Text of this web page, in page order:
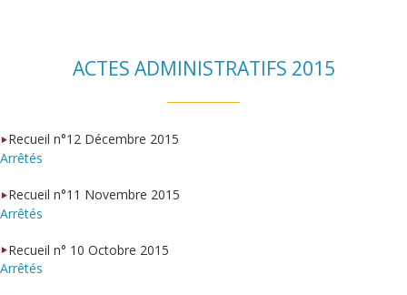
ACTES ADMINISTRATIFS 2015
Recueil n°12 Décembre 2015
Arrêtés
Recueil n°11 Novembre 2015
Arrêtés
Recueil n° 10 Octobre 2015
Arrêtés